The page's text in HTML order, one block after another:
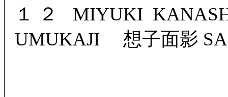
１２ MIYUKI
UMUKAJI 想子面影